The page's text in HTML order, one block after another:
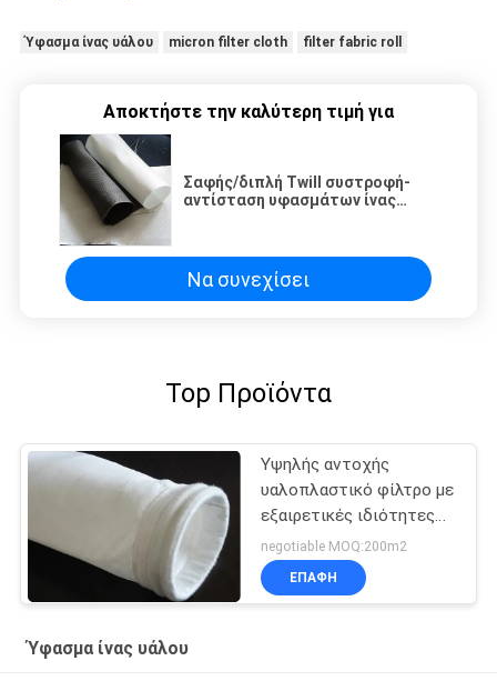
Ύφασμα ίνας υάλου micron filter cloth filter fabric roll
Αποκτήστε την καλύτερη τιμή για
Σαφής/διπλή Twill συστροφή-
αντίσταση υφασμάτων ίνας
Να συνεχίσει
Top Προϊόντα
Υψηλής αντοχής
υαλοπλαστικό φίλτρο με
εξαιρετικές ιδιότητες
κατά των οξέων και των
αλκαλίων για
βιομηχανικούς σκοπούς
negotiable MOQ:200m2
ΕΠΑΦΉ
Ύφασμα ίνας υάλου